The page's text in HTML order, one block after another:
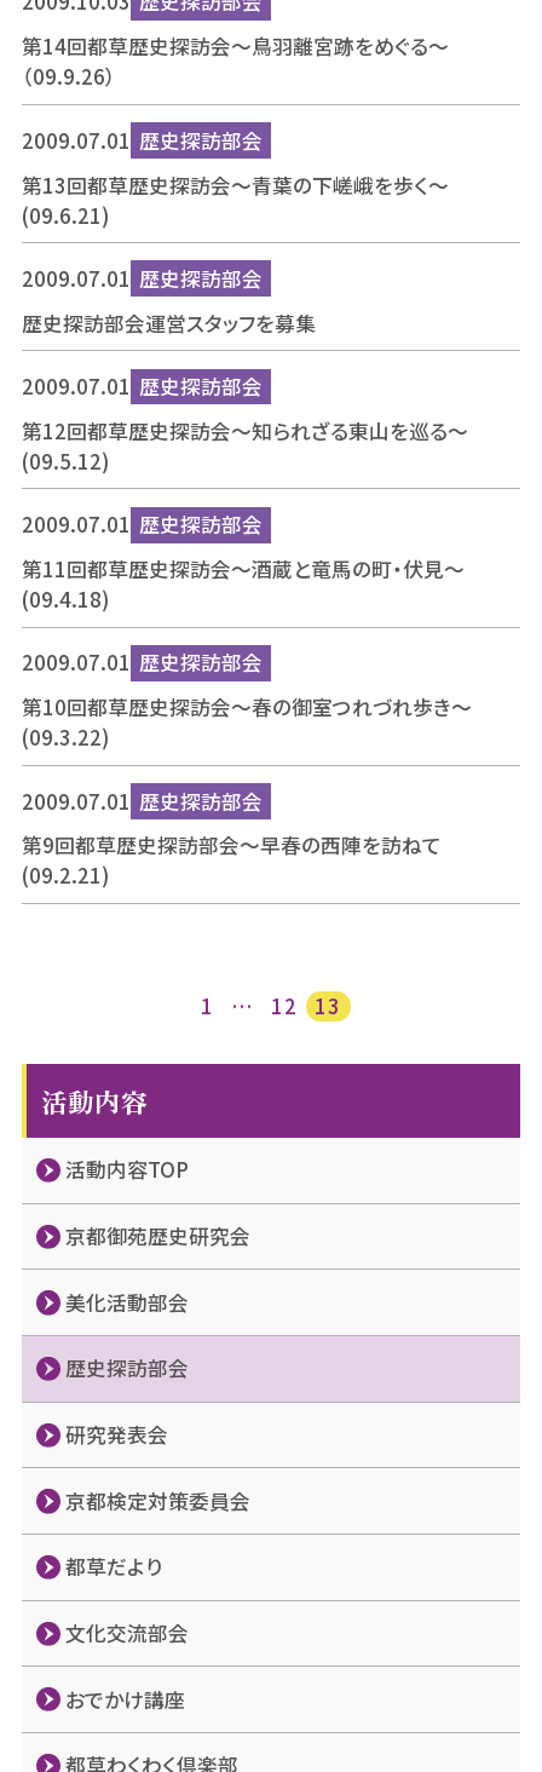
活動内容
活動内容TOP
京都御苑歴史研究会
美化活動部会
歴史探訪部会
研究発表会
京都検定対策委員会
都草だより
文化交流部会
おでかけ講座
都草わくわく倶楽部
第14回都草歴史探訪会〜鳥羽離宮跡をめぐる〜
（09.9.26）
2009.07.01 歴史探訪部会
第13回都草歴史探訪会～青葉の下嵯峨を歩く～
(09.6.21)
2009.07.01 歴史探訪部会
歴史探訪部会運営スタッフを募集
2009.07.01 歴史探訪部会
第12回都草歴史探訪会～知られざる東山を巡る～
(09.5.12)
2009.07.01 歴史探訪部会
第11回都草歴史探訪会～酒蔵と竜馬の町・伏見～
(09.4.18)
2009.07.01 歴史探訪部会
第10回都草歴史探訪会～春の御室つれづれ歩き～
(09.3.22)
2009.07.01 歴史探訪部会
第9回都草歴史探訪部会～早春の西陣を訪ねて
(09.2.21)
ナ
ー
シ
ョ
ン
1 … 12 13